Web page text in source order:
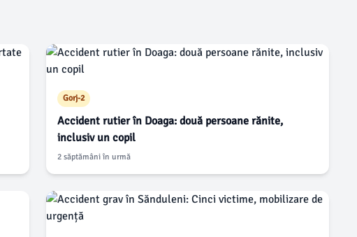
Gorj-2
Accident rutier în Doaga: două persoane rănite,
inclusiv un copil
2 săptămâni în urmă